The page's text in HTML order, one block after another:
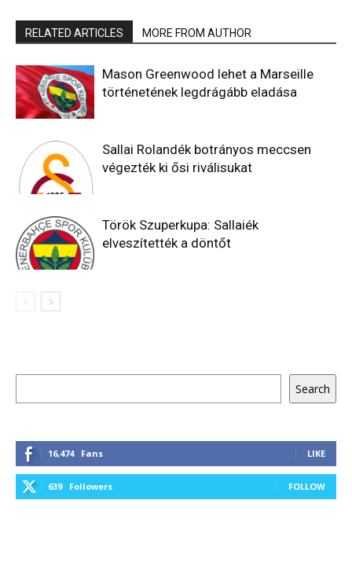
RELATED ARTICLES MORE FROM AUTHOR
Mason Greenwood lehet a Marseille
történetének legdrágább eladása
Sallai Rolandék botrányos meccsen
végezték ki ősi riválisukat
Török Szuperkupa: Sallaiék
elveszítették a döntőt
Search
16,474 Fans LIKE
639 Followers FOLLOW